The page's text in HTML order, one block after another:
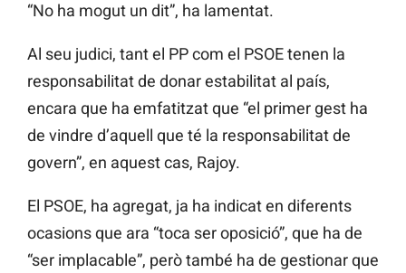
“No ha mogut un dit”, ha lamentat.
Al seu judici, tant el PP com el PSOE tenen la
responsabilitat de donar estabilitat al país,
encara que ha emfatitzat que “el primer gest ha
de vindre d’aquell que té la responsabilitat de
govern”, en aquest cas, Rajoy.
El PSOE, ha agregat, ja ha indicat en diferents
ocasions que ara “toca ser oposició”, que ha de
“ser implacable”, però també ha de gestionar que